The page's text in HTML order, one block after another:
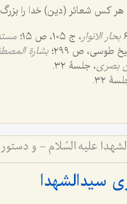
حج (٢٢)، آیۀ (٣٢)؛ و هر کس شعائر
بحار الانوار، ج ١٠٥، ص ١٥؛
طوسی، ص ٢٩٩؛ بشارة
بصری، جلسۀ ٣٢.
٣٢.
علیه السّلام - و
سیدالشهدا